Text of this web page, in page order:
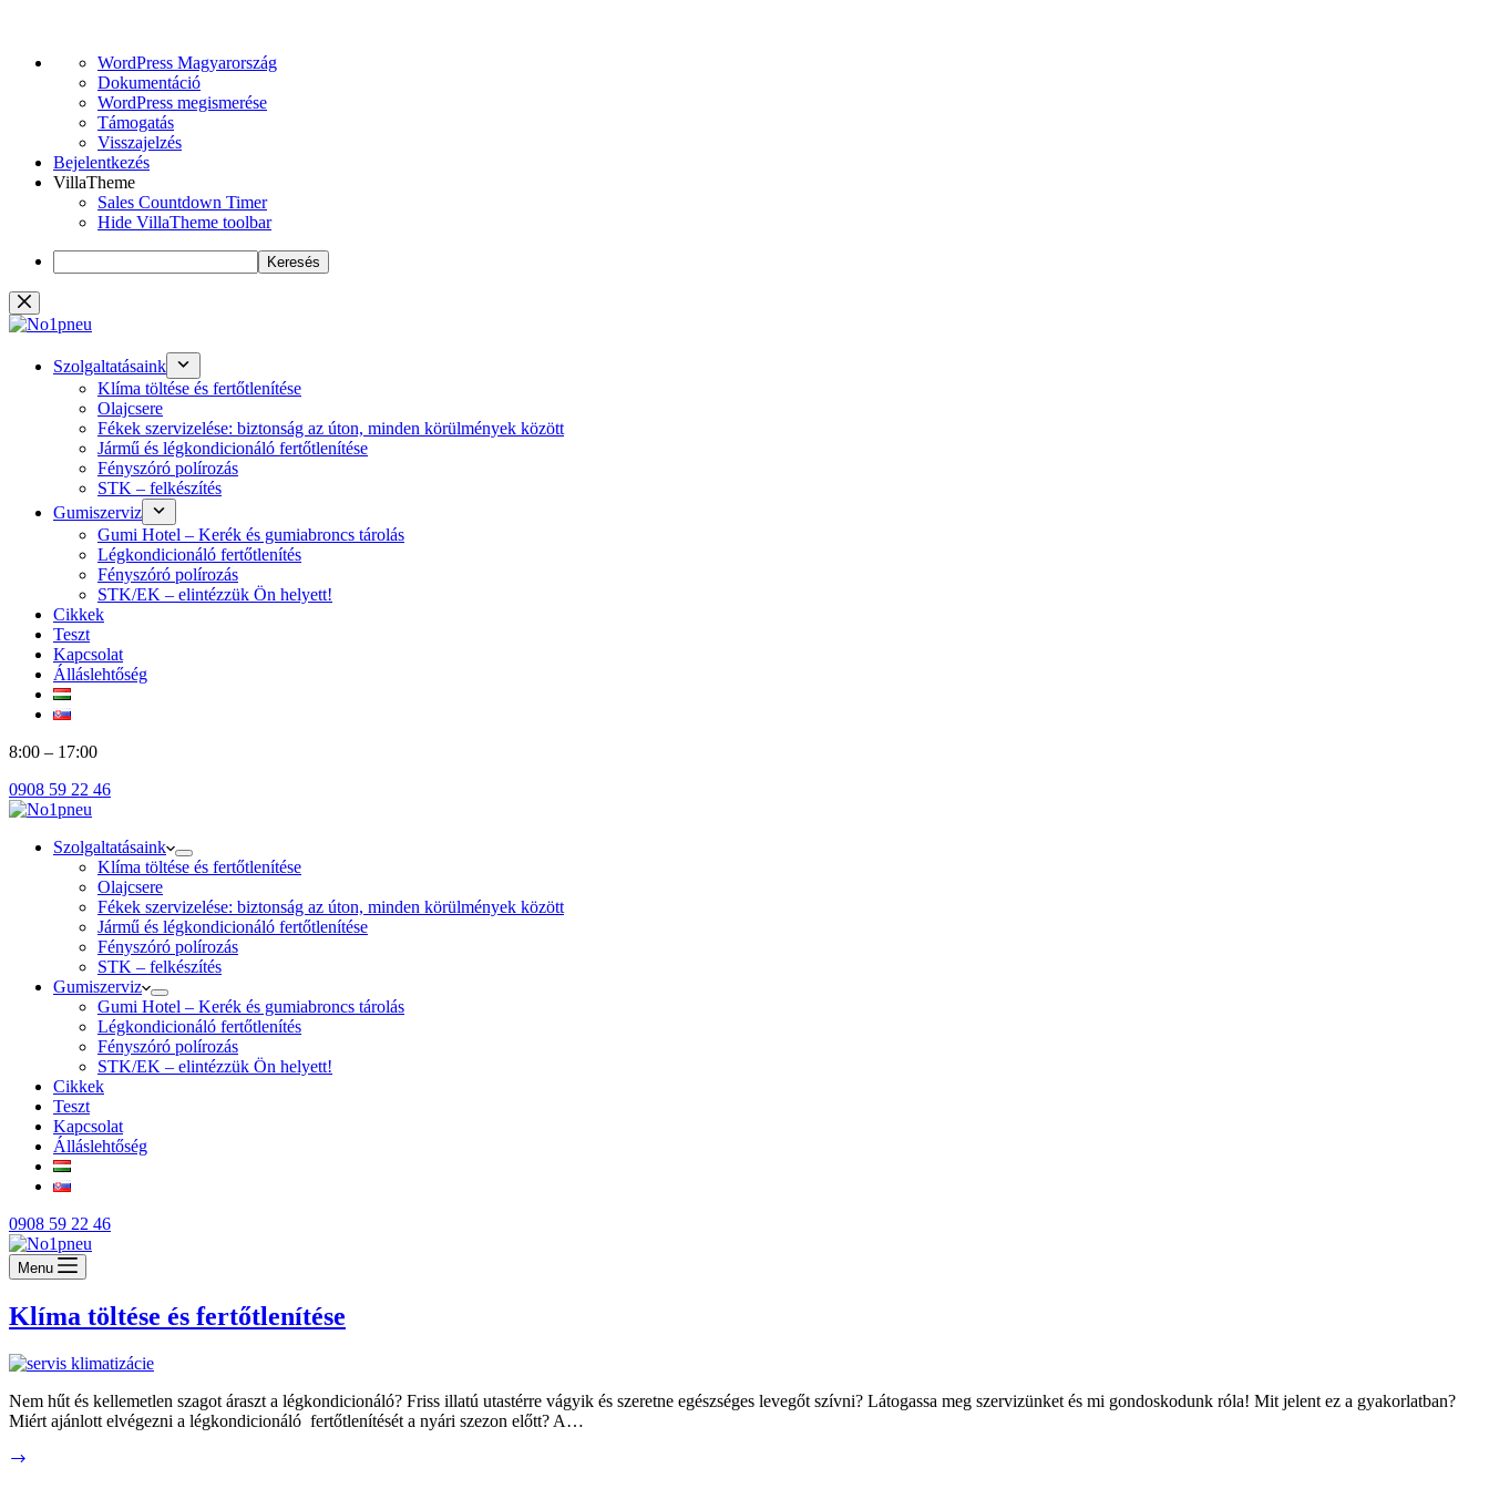
WordPress,
csodás
WordPress Magyarország
Dokumentáció
WordPress megismerése
Támogatás
Visszajelzés
Bejelentkezés
VillaTheme
Sales Countdown Timer
Hide VillaTheme toolbar
Keresés
Skip
to
content
Szolgaltatásaink
Klíma töltése és fertőtlenítése
Olajcsere
Fékek szervizelése: biztonság az úton, minden körülmények között
Jármű és légkondicionáló fertőtlenítése
Fényszóró polírozás
STK – felkészítés
Gumiszerviz
Gumi Hotel – Kerék és gumiabroncs tárolás
Légkondicionáló fertőtlenítés
Fényszóró polírozás
STK/EK – elintézzük Ön helyett!
Cikkek
Teszt
Kapcsolat
Álláslehtőség
8:00 – 17:00
0908 59 22 46
Szolgaltatásaink
Klíma töltése és fertőtlenítése
Olajcsere
Fékek szervizelése: biztonság az úton, minden körülmények között
Jármű és légkondicionáló fertőtlenítése
Fényszóró polírozás
STK – felkészítés
Gumiszerviz
Gumi Hotel – Kerék és gumiabroncs tárolás
Légkondicionáló fertőtlenítés
Fényszóró polírozás
STK/EK – elintézzük Ön helyett!
Cikkek
Teszt
Kapcsolat
Álláslehtőség
0908 59 22 46
Menu
Klíma töltése és fertőtlenítése
Nem hűt és kellemetlen szagot áraszt a légkondicionáló? Friss illatú utastérre vágyik és szeretne egészséges levegőt szívni? Látogassa meg szervizünket és mi gondoskodunk róla! Mit jelent ez a gyakorlatban?
Miért ajánlott elvégezni a légkondicionáló fertőtlenítését a nyári szezon előtt? A…